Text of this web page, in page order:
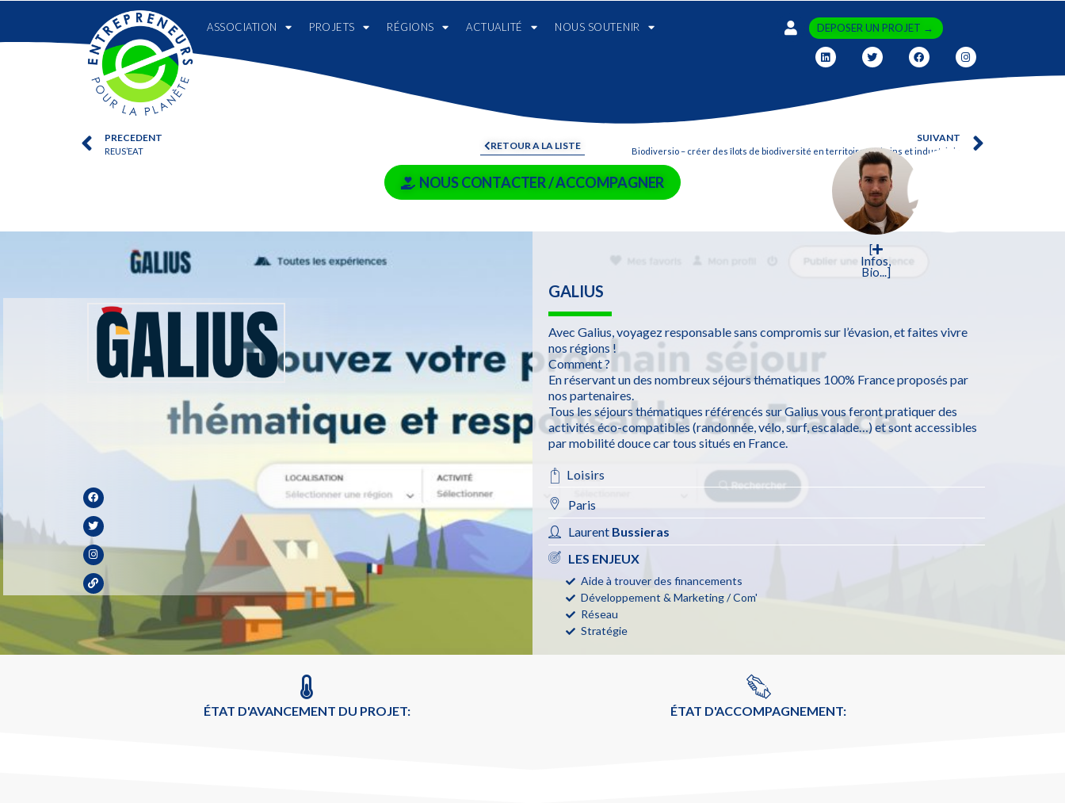
ASSOCIATION PROJETS RÉGIONS ACTUALITÉ NOUS SOUTENIR DEPOSER UN PROJET →
RETOUR A LA LISTE
PRECEDENT
REUS’EAT
SUIVANT
Biodiversio – créer des îlots de biodiversité en territoires urbains et industriels
NOUS CONTACTER / ACCOMPAGNER
[
Infos,
Bio...]
GALIUS
Avec Galius, voyagez responsable sans compromis sur l’évasion, et faites vivre
nos régions !
Comment ?
En réservant un des nombreux séjours thématiques 100% France proposés par
nos partenaires.
Tous les séjours thématiques référencés sur Galius vous feront pratiquer des
activités éco-compatibles (randonnée, vélo, surf, escalade…) et sont accessibles
par mobilité douce car tous situés en France.
Loisirs
Paris
Laurent Bussieras
LES ENJEUX
Aide à trouver des financements
Développement & Marketing / Com'
Réseau
Stratégie
ÉTAT D'AVANCEMENT DU PROJET: ÉTAT D'ACCOMPAGNEMENT: